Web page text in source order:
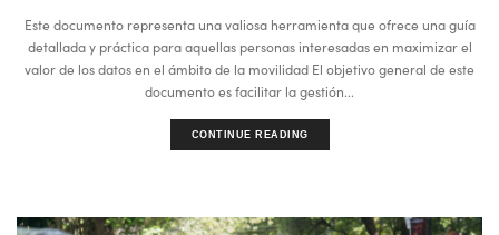
Este documento representa una valiosa herramienta que ofrece una guía
detallada y práctica para aquellas personas interesadas en maximizar el
valor de los datos en el ámbito de la movilidad El objetivo general de este
documento es facilitar la gestión...
CONTINUE READING